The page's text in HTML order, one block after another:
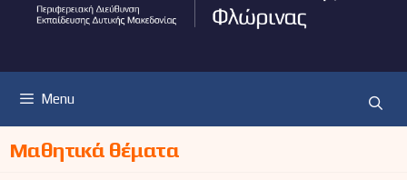
Menu
Μαθητικά θέματα